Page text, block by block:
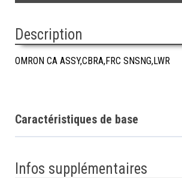
Description
OMRON CA ASSY,CBRA,FRC SNSNG,LWR
Caractéristiques de base
Infos supplémentaires